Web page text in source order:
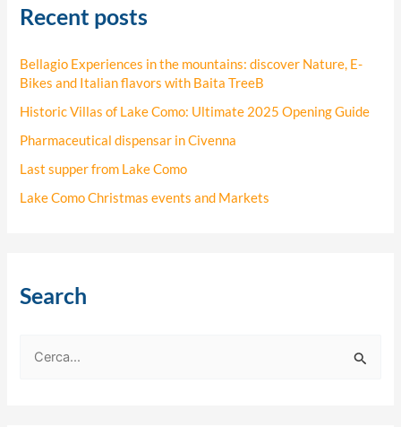
Recent posts
Bellagio Experiences in the mountains: discover Nature, E-
Bikes and Italian flavors with Baita TreeB
Historic Villas of Lake Como: Ultimate 2025 Opening Guide
Pharmaceutical dispensar in Civenna
Last supper from Lake Como
Lake Como Christmas events and Markets
Search